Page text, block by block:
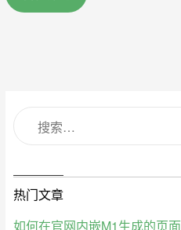
热门文章
如何在官网内嵌M1生成的页面